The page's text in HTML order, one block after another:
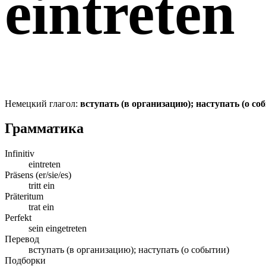
Немецкий глагол: вступать (в организацию); наступать (о
Грамматика
Infinitiv
eintreten
Präsens (er/sie/es)
tritt ein
Präteritum
trat ein
Perfekt
sein eingetreten
Перевод
вступать (в организацию); наступать (о событии)
Подборки